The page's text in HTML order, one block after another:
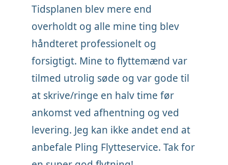
Tidsplanen blev mere end
overholdt og alle mine ting blev
håndteret professionelt og
forsigtigt. Mine to flyttemænd var
tilmed utrolig søde og var gode til
at skrive/ringe en halv time før
ankomst ved afhentning og ved
levering. Jeg kan ikke andet end at
anbefale Pling Flytteservice. Tak for